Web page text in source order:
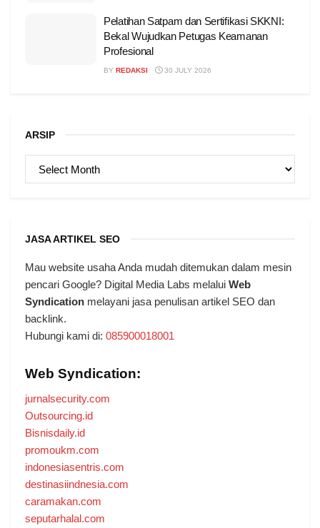
Pelatihan Satpam dan Sertifikasi SKKNI:
Bekal Wujudkan Petugas Keamanan
Profesional
BY REDAKSI 30 JULY 2026
ARSIP
JASA ARTIKEL SEO
Mau website usaha Anda mudah ditemukan dalam mesin
pencari Google? Digital Media Labs melalui Web
Syndication melayani jasa penulisan artikel SEO dan
backlink.
Hubungi kami di: 085900018001
Web Syndication:
jurnalsecurity.com
Outsourcing.id
Bisnisdaily.id
promoukm.com
indonesiasentris.com
destinasiindnesia.com
caramakan.com
seputarhalal.com